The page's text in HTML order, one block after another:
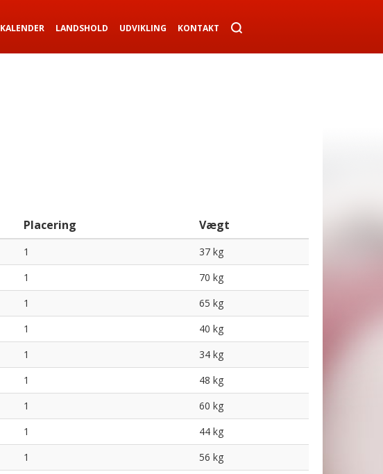
KALENDER LANDSHOLD UDVIKLING KONTAKT
Placering Vægt
1
37 kg
1
70 kg
1
65 kg
1
40 kg
1
34 kg
1
48 kg
1
60 kg
1
44 kg
1
56 kg